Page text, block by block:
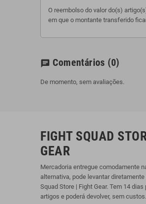
O reembolso do valor do(s)
em que o montante transferido
chat Comentários (0)
De momento, sem avaliações.
FIGHT SQUAD
GEAR
Mercadoria entregue comodamente
alternativa, pode levantar
Squad Store | Fight Gear. Tem 14
artigos e poderá devolver, sem custos.